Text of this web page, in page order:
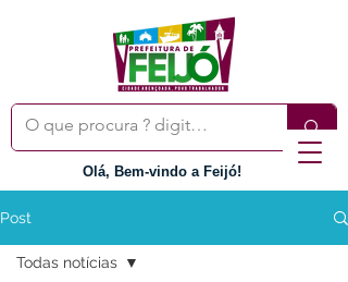
Olá, Bem-vindo a Feijó!
Post
Todas notícias